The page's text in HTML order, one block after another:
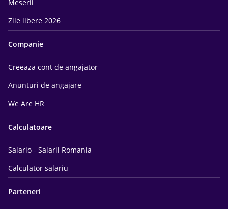
Meserii
Zile libere 2026
Companie
Creeaza cont de angajator
Anunturi de angajare
We Are HR
Calculatoare
Salario - Salarii Romania
Calculator salariu
Parteneri